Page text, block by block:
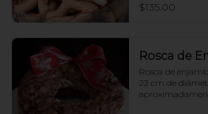
$135.00
Rosca de
Rosca de
22 cm de